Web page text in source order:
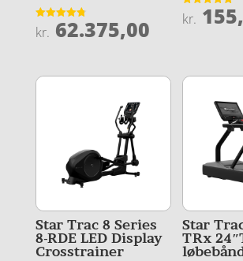
Vurderet
4.8
kr. 62.375,00
Vurderet
5
kr.
Star Trac 8 Series
8-RDE LED Display
Crosstrainer
Star
TRx